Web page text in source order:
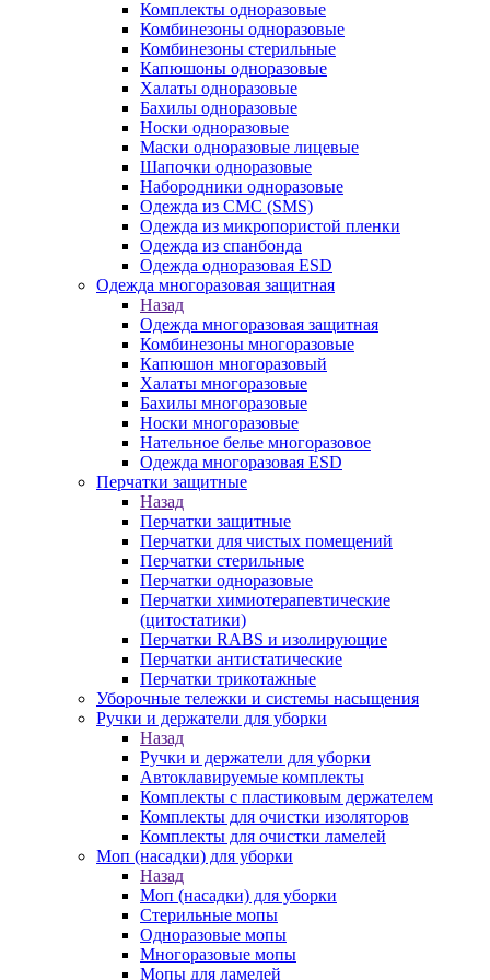
Комплекты одноразовые
Комбинезоны одноразовые
Комбинезоны стерильные
Капюшоны одноразовые
Халаты одноразовые
Бахилы одноразовые
Носки одноразовые
Маски одноразовые лицевые
Шапочки одноразовые
Набородники одноразовые
Одежда из СМС (SMS)
Одежда из микропористой пленки
Одежда из спанбонда
Одежда одноразовая ESD
Одежда многоразовая защитная
Назад
Одежда многоразовая защитная
Комбинезоны многоразовые
Капюшон многоразовый
Халаты многоразовые
Бахилы многоразовые
Носки многоразовые
Нательное белье многоразовое
Одежда многоразовая ESD
Перчатки защитные
Назад
Перчатки защитные
Перчатки для чистых помещений
Перчатки стерильные
Перчатки одноразовые
Перчатки химиотерапевтические
(цитостатики)
Перчатки RABS и изолирующие
Перчатки антистатические
Перчатки трикотажные
Уборочные тележки и системы насыщения
Ручки и держатели для уборки
Назад
Ручки и держатели для уборки
Автоклавируемые комплекты
Комплекты с пластиковым держателем
Комплекты для очистки изоляторов
Комплекты для очистки ламелей
Моп (насадки) для уборки
Назад
Моп (насадки) для уборки
Стерильные мопы
Одноразовые мопы
Многоразовые мопы
Мопы для ламелей